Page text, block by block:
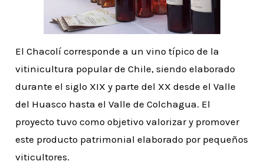
El Chacolí corresponde a un vino típico de la
vitinicultura popular de Chile, siendo elaborado
durante el siglo XIX y parte del XX desde el Valle
del Huasco hasta el Valle de Colchagua. El
proyecto tuvo como objetivo valorizar y promover
este producto patrimonial elaborado por pequeños
viticultores.